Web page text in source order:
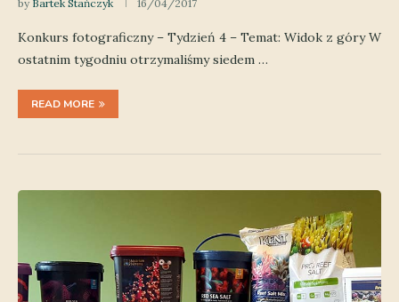
by Bartek Stańczyk 16/04/2017
Konkurs fotograficzny – Tydzień 4 – Temat: Widok z góry W
ostatnim tygodniu otrzymaliśmy siedem …
READ MORE